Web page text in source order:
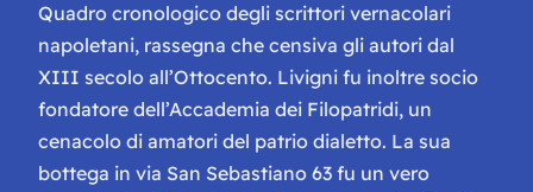
Quadro cronologico degli scrittori vernacolari
napoletani, rassegna che censiva gli autori dal
XIII secolo all’Ottocento. Livigni fu inoltre socio
fondatore dell’Accademia dei Filopatridi, un
cenacolo di amatori del patrio dialetto. La sua
bottega in via San Sebastiano 63 fu un vero